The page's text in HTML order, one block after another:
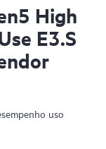
High
E3.S
uso